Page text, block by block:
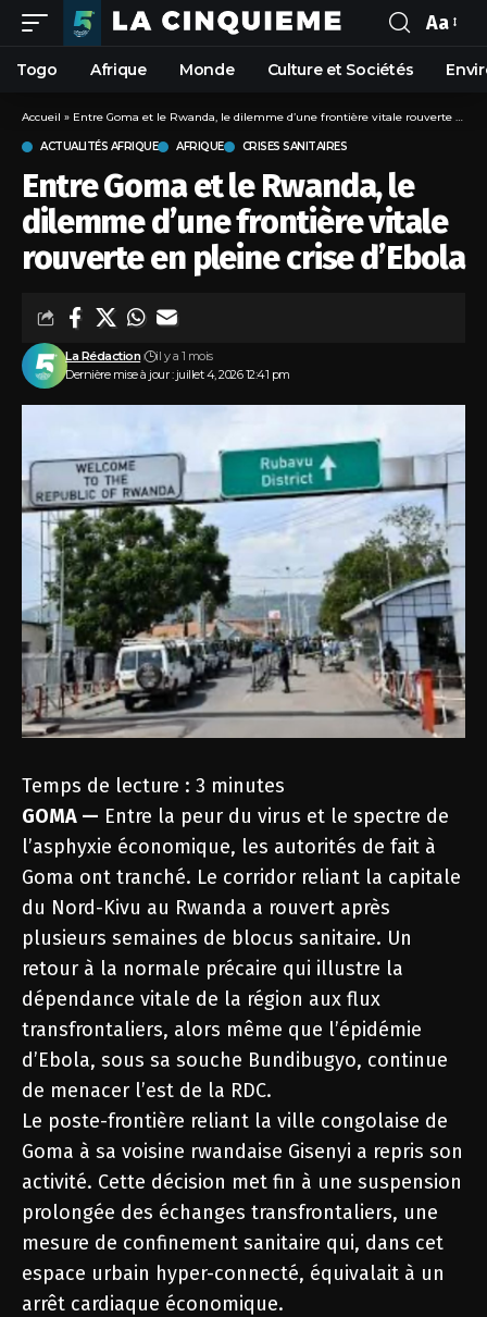
Aa
Togo Afrique Monde Culture et Sociétés
Accueil » Entre Goma et le Rwanda, le dilemme d’une frontière vitale rouverte en pleine crise d’Ebola
ACTUALITÉS AFRIQUE AFRIQUE CRISES SANITAIRES
Entre Goma et le Rwanda, le
dilemme d’une frontière vitale
rouverte en pleine crise d’Ebola
Dernière mise à jour : juillet 4, 2026 12:41 pm
La Rédaction il y a 1 mois
Temps de lecture : 3 minutes
GOMA — Entre la peur du virus et le spectre de
l’asphyxie économique, les autorités de fait à
Goma ont tranché. Le corridor reliant la capitale
du Nord-Kivu au Rwanda a rouvert après
plusieurs semaines de blocus sanitaire. Un
retour à la normale précaire qui illustre la
dépendance vitale de la région aux flux
transfrontaliers, alors même que l’épidémie
d’Ebola, sous sa souche Bundibugyo, continue
de menacer l’est de la RDC.
Le poste-frontière reliant la ville congolaise de
Goma à sa voisine rwandaise Gisenyi a repris son
activité. Cette décision met fin à une suspension
prolongée des échanges transfrontaliers, une
mesure de confinement sanitaire qui, dans cet
espace urbain hyper-connecté, équivalait à un
arrêt cardiaque économique.